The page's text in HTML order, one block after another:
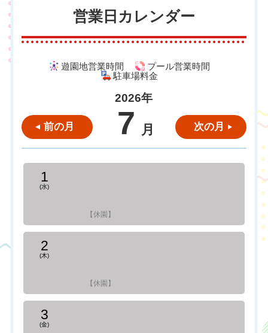
営業日カレンダー
遊園地営業時間
プール営業時間
駐車場料金
前の月
2026年
7 月 次の月
1
(水)
【休園】
2
(木)
【休園】
3
(金)